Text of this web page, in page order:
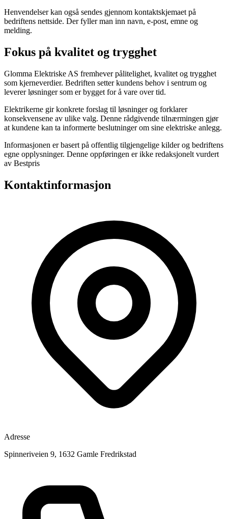
Henvendelser kan også sendes gjennom kontaktskjemaet på
bedriftens nettside. Der fyller man inn navn, e-post, emne og
melding.
Fokus på kvalitet og trygghet
Glomma Elektriske AS fremhever pålitelighet, kvalitet og trygghet
som kjerneverdier. Bedriften setter kundens behov i sentrum og
leverer løsninger som er bygget for å vare over tid.
Elektrikerne gir konkrete forslag til løsninger og forklarer
konsekvensene av ulike valg. Denne rådgivende tilnærmingen gjør
at kundene kan ta informerte beslutninger om sine elektriske anlegg.
Informasjonen er basert på offentlig tilgjengelige kilder og bedriftens
egne opplysninger. Denne oppføringen er ikke redaksjonelt vurdert
av Bestpris
Kontaktinformasjon
Adresse
Spinneriveien 9, 1632 Gamle Fredrikstad